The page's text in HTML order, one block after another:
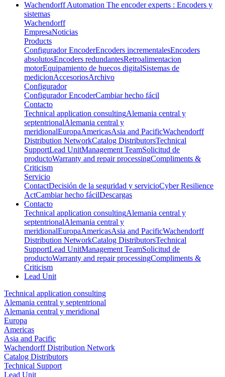
Wachendorff Automation The encoder experts : Encoders y
sistemas
Wachendorff
EmpresaNoticias
Products
Configurador EncoderEncoders incrementalesEncoders
absolutosEncoders redundantesRetroalimentacion
motorEquipamiento de huecos digitalSistemas de
medicionAccesoriosArchivo
Configurador
Configurador EncoderCambiar hecho fácil
Contacto
Technical application consultingAlemania central y
septentrionalAlemania central y
meridionalEuropaAmericasAsia and PacificWachendorff
Distribution NetworkCatalog DistributorsTechnical
SupportLead UnitManagement TeamSolicitud de
productoWarranty and repair processingCompliments &
Criticism
Servicio
ContactDecisión de la seguridad y servicioCyber Resilience
ActCambiar hecho fácilDescargas
Contacto
Technical application consultingAlemania central y
septentrionalAlemania central y
meridionalEuropaAmericasAsia and PacificWachendorff
Distribution NetworkCatalog DistributorsTechnical
SupportLead UnitManagement TeamSolicitud de
productoWarranty and repair processingCompliments &
Criticism
Lead Unit
Technical application consulting
Alemania central y septentrional
Alemania central y meridional
Europa
Americas
Asia and Pacific
Wachendorff Distribution Network
Catalog Distributors
Technical Support
Lead Unit